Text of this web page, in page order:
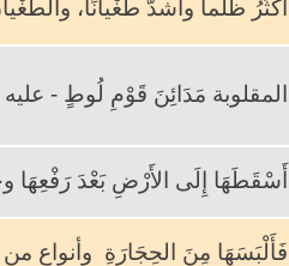
أكْثَرُ ظُلْماً وأشدُّ طُغْيانًا،
المقلوبة مَدَائِنَ قَوْمِ لُوطٍ -
أَسْقَطَهَا إِلَى الأَرْضِ بَعْدَ رَفْعِهَا
فَأَلْبَسَهَا مِنَ الحِجَارَةِ وأنواع